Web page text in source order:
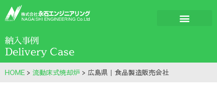
納入事例
Delivery Case
HOME > 流動床式焼却炉 > 広島県｜食品製造販売会社